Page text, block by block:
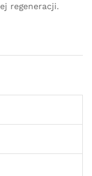
regeneracji.